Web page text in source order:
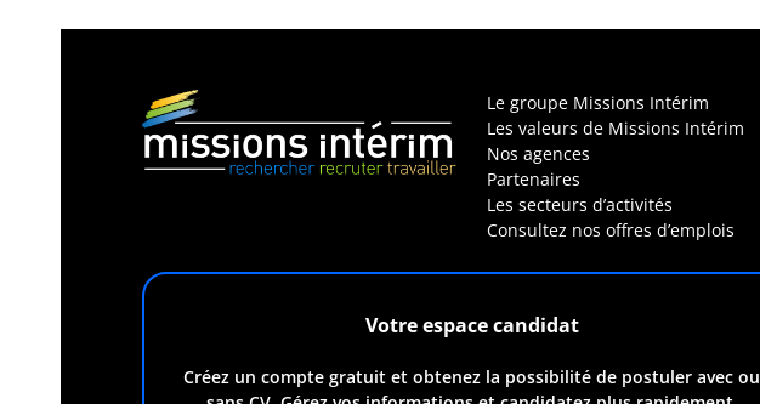
Le groupe Missions Intérim
Les valeurs de Missions Intérim
Nos agences
Partenaires
Les secteurs d’activités
Consultez nos offres d’emplois
Votre espace candidat
Créez un compte gratuit et obtenez la possibilité de postuler avec ou